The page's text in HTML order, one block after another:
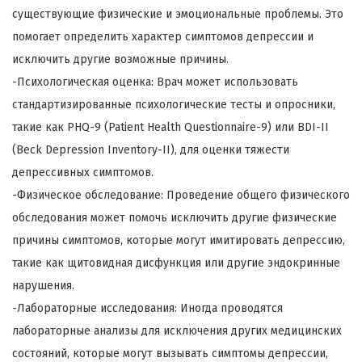
существующие физические и эмоциональные проблемы. Это
помогает определить характер симптомов депрессии и
исключить другие возможные причины.
-Психологическая оценка: Врач может использовать
стандартизированные психологические тесты и опросники,
такие как PHQ-9 (Patient Health Questionnaire-9) или BDI-II
(Beck Depression Inventory-II), для оценки тяжести
депрессивных симптомов.
-Физическое обследование: Проведение общего физического
обследования может помочь исключить другие физические
причины симптомов, которые могут имитировать депрессию,
такие как щитовидная дисфункция или другие эндокринные
нарушения.
-Лабораторные исследования: Иногда проводятся
лабораторные анализы для исключения других медицинских
состояний, которые могут вызывать симптомы депрессии,